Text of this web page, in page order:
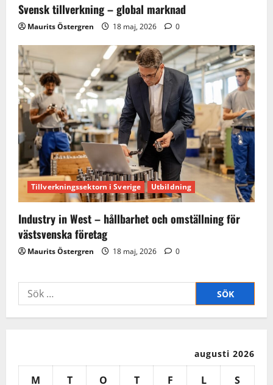
Svensk tillverkning – global marknad
Maurits Östergren 18 maj, 2026 0
Tillverkningssektorn i Sverige Utbildning
Industry in West – hållbarhet och omställning för
västsvenska företag
Maurits Östergren 18 maj, 2026 0
Sök
efter:
augusti 2026
M T O T F L S